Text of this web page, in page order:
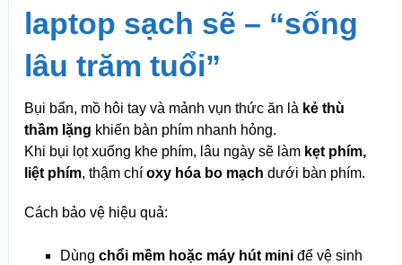
laptop sạch sẽ – “sống
lâu trăm tuổi”
Bụi bẩn, mồ hôi tay và mảnh vụn thức ăn là kẻ thù
thầm lặng khiến bàn phím nhanh hỏng.
Khi bụi lọt xuống khe phím, lâu ngày sẽ làm kẹt phím,
liệt phím, thậm chí oxy hóa bo mạch dưới bàn phím.
Cách bảo vệ hiệu quả:
Dùng chổi mềm hoặc máy hút miniđể vệ sinh